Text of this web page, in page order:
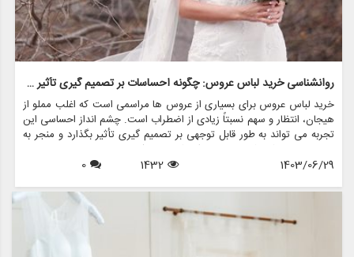
روانشناسی خرید لباس عروس: چگونه احساسات بر تصمیم گیری تأثیر می گذارد
خرید لباس عروس برای بسیاری از عروس ها مراسمی است که اغلب مملو از
هیجان، انتظار و سهم نسبتاً زیادی از اضطراب است. چشم انداز احساسی این
تجربه می تواند به طور قابل توجهی بر تصمیم گیری تأثیر بگذارد و منجر به
انتخاب هایی شود که نه تنها سبک شخصی بلکه عوامل روانی عمیق تری را
نیز منعکس می کند. در این مقاله، روانشناسی خرید لباس عروس، چگونگی
چرخچی در این فرآیند پیچیده را بررسی خواهیم کرد.
1403/06/29
1432
0